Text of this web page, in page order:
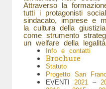
Attraverso la
tutti i protagonisti
sindacato, imprese e
la cultura della
come strumento
un welfare della
Info e contatti
Brochure
Statuto
Progetto San
EVENTI 2021 –